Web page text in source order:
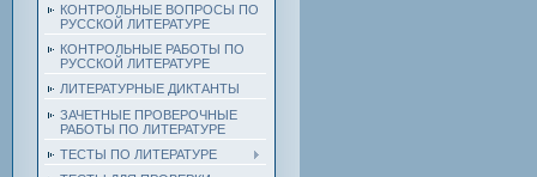
КОНТРОЛЬНЫЕ ВОПРОСЫ ПО
РУССКОЙ ЛИТЕРАТУРЕ
КОНТРОЛЬНЫЕ РАБОТЫ ПО
РУССКОЙ ЛИТЕРАТУРЕ
ЛИТЕРАТУРНЫЕ ДИКТАНТЫ
ЗАЧЕТНЫЕ ПРОВЕРОЧНЫЕ
РАБОТЫ ПО ЛИТЕРАТУРЕ
ТЕСТЫ ПО ЛИТЕРАТУРЕ